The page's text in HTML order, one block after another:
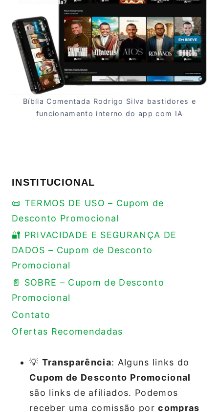
Bíblia Comentada Rodrigo Silva bastidores e
funcionamento interno do app com IA
INSTITUCIONAL
📜 TERMOS DE USO – Cupom de
Desconto Promocional
🔐 PRIVACIDADE E SEGURANÇA DE
DADOS – Cupom de Desconto
Promocional
📄 SOBRE – Cupom de Desconto
Promocional
Contato
Ofertas Recomendadas
💡 Transparência: Alguns links do
Cupom de Desconto Promocional
são links de afiliados. Podemos
receber uma comissão porcompras